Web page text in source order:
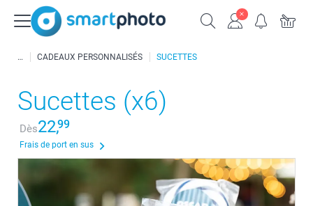
CADEAUX PERSONNALISÉS SUCETTES
Sucettes (x6)
Dès22,99
Frais de port en sus